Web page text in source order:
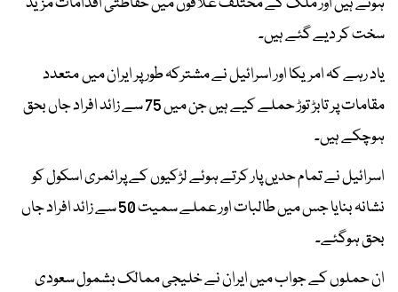
سخت کر دیے گئے ہیں۔
یاد رہے کہ امریکا اور اسرائیل نے مشترکہ طور پر ایران میں متعدد
مقامات پر تابڑ توڑ حملے کیے ہیں جن میں 75 سے زائد افراد جاں بحق
ہوچکے ہیں۔
اسرائیل نے تمام حدیں پار کرتے ہوئے لڑکیوں کے پرائمری اسکول کو
نشانہ بنایا جس میں طالبات اور عملے سمیت 50 سے زائد افراد جاں
بحق ہوگئے۔
ان حملوں کے جواب میں ایران نے خلیجی ممالک بشمول سعودی